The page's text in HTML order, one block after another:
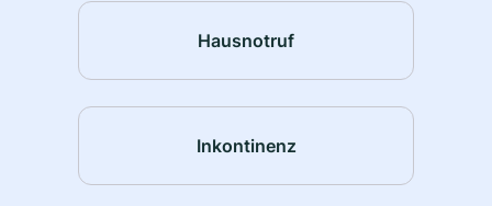
Hausnotruf
Inkontinenz